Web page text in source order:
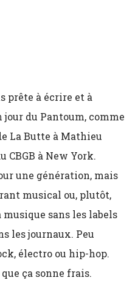
prête à écrire et à
jour du Pantoum, comme
La Butte à Mathieu
CBGB à New York.
une génération, mais
musical ou, plutôt,
sans les labels
les journaux. Peu
électro ou hip-hop.
ça sonne frais.